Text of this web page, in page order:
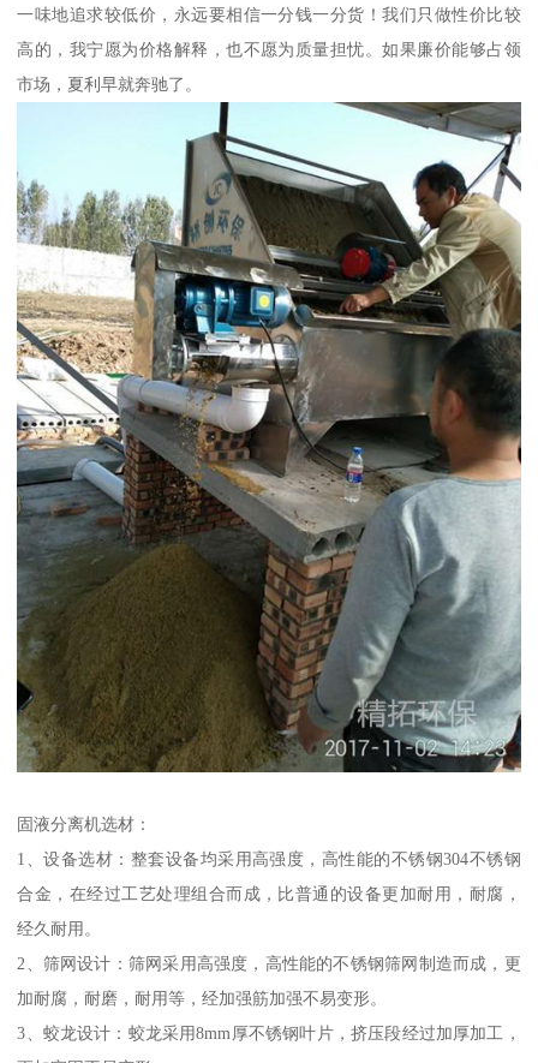
一味地追求较低价，永远要相信一分钱一分货！我们只做性价比较
高的，我宁愿为价格解释，也不愿为质量担忧。如果廉价能够占领
市场，夏利早就奔驰了。
固液分离机选材：
1、设备选材：整套设备均采用高强度，高性能的不锈钢304不锈钢
合金，在经过工艺处理组合而成，比普通的设备更加耐用，耐腐，
经久耐用。
2、筛网设计：筛网采用高强度，高性能的不锈钢筛网制造而成，更
加耐腐，耐磨，耐用等，经加强筋加强不易变形。
3、蛟龙设计：蛟龙采用8mm厚不锈钢叶片，挤压段经过加厚加工，